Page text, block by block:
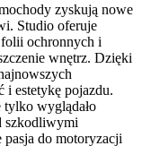
zyskują nowe
Studio oferuje
ochronnych i
wnętrz. Dzięki
i estetykę pojazdu.
tylko wyglądało
szkodliwymi
do motoryzacji